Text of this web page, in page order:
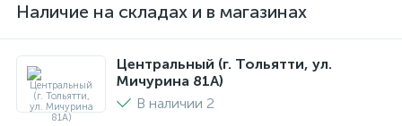
Наличие на складах и в магазинах
Центральный (г. Тольятти, ул.
Мичурина 81А)
В наличии 2